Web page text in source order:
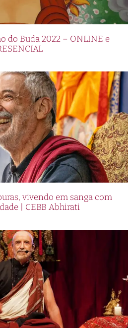
do Buda 2022 – ONLINE e
vivendo em sanga com
| CEBB Abhirati